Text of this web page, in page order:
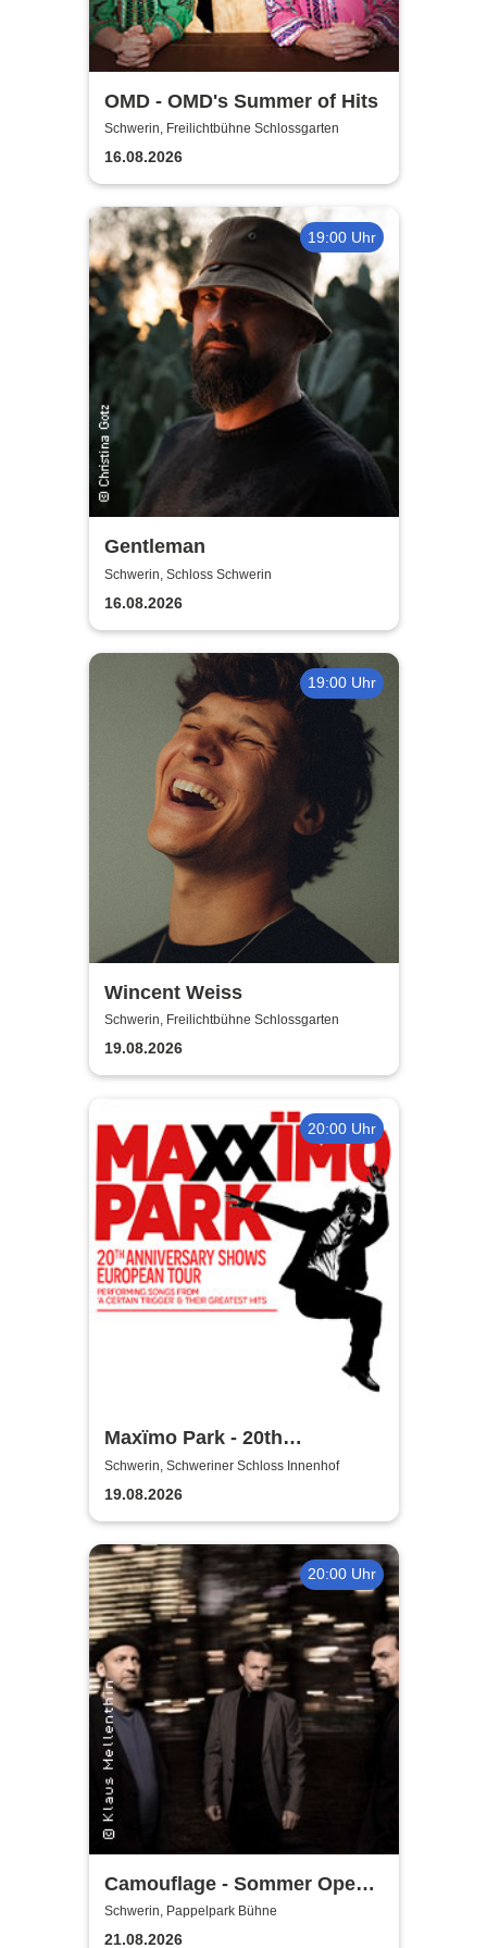
OMD - OMD's Summer of Hits
Schwerin, Freilichtbühne Schlossgarten
16.08.2026
19:00 Uhr
Gentleman
Schwerin, Schloss Schwerin
16.08.2026
19:00 Uhr
Wincent Weiss
Schwerin, Freilichtbühne Schlossgarten
19.08.2026
20:00 Uhr
Maxïmo Park - 20th
Anniversary Shows
performing songs from "A
Certain Trigger" & their
greatest hits
Schwerin, Schweriner Schloss Innenhof
19.08.2026
20:00 Uhr
Camouflage - Sommer Open
Air 2026
Schwerin, Pappelpark Bühne
21.08.2026